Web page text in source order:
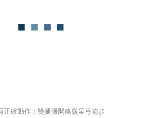
正確動作：雙腿張開略微呈弓箭步